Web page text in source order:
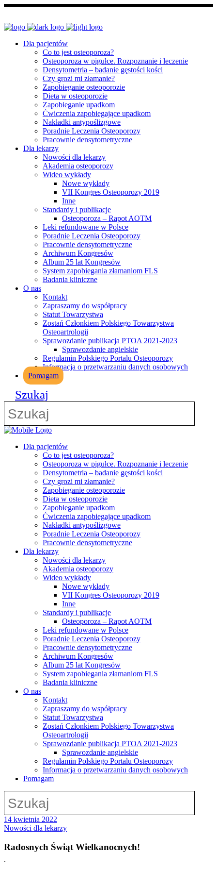
Dla pacjentów
Co to jest osteoporoza?
Osteoporoza w pigułce. Rozpoznanie i leczenie
Densytometria – badanie gęstości kości
Czy grozi mi złamanie?
Zapobieganie osteoporozie
Dieta w osteoporozie
Zapobieganie upadkom
Ćwiczenia zapobiegające upadkom
Nakładki antypoślizgowe
Poradnie Leczenia Osteoporozy
Pracownie densytometryczne
Dla lekarzy
Nowości dla lekarzy
Akademia osteoporozy
Wideo wykłady
Nowe wykłady
VII Kongres Osteoporozy 2019
Inne
Standardy i publikacje
Osteoporoza – Rapot AOTM
Leki refundowane w Polsce
Poradnie Leczenia Osteoporozy
Pracownie densytometryczne
Archiwum Kongresów
Album 25 lat Kongresów
System zapobiegania złamaniom FLS
Badania kliniczne
O nas
Kontakt
Zapraszamy do współpracy
Statut Towarzystwa
Zostań Członkiem Polskiego Towarzystwa
Osteoartrologii
Sprawozdanie publikacja PTOA 2021-2023
Sprawozdanie angielskie
Regulamin Polskiego Portalu Osteoporozy
Informacja o przetwarzaniu danych osobowych
Pomagam
Szukaj
Dla pacjentów
Co to jest osteoporoza?
Osteoporoza w pigułce. Rozpoznanie i leczenie
Densytometria – badanie gęstości kości
Czy grozi mi złamanie?
Zapobieganie osteoporozie
Dieta w osteoporozie
Zapobieganie upadkom
Ćwiczenia zapobiegające upadkom
Nakładki antypoślizgowe
Poradnie Leczenia Osteoporozy
Pracownie densytometryczne
Dla lekarzy
Nowości dla lekarzy
Akademia osteoporozy
Wideo wykłady
Nowe wykłady
VII Kongres Osteoporozy 2019
Inne
Standardy i publikacje
Osteoporoza – Rapot AOTM
Leki refundowane w Polsce
Poradnie Leczenia Osteoporozy
Pracownie densytometryczne
Archiwum Kongresów
Album 25 lat Kongresów
System zapobiegania złamaniom FLS
Badania kliniczne
O nas
Kontakt
Zapraszamy do współpracy
Statut Towarzystwa
Zostań Członkiem Polskiego Towarzystwa
Osteoartrologii
Sprawozdanie publikacja PTOA 2021-2023
Sprawozdanie angielskie
Regulamin Polskiego Portalu Osteoporozy
Informacja o przetwarzaniu danych osobowych
Pomagam
14 kwietnia 2022
Nowości dla lekarzy
Radosnych Świąt Wielkanocnych!
.